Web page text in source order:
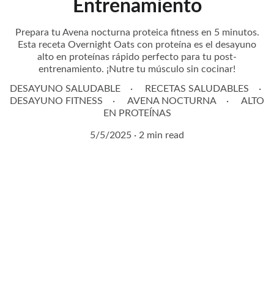
Entrenamiento
Prepara tu Avena nocturna proteica fitness en 5 minutos.
Esta receta Overnight Oats con proteína es el desayuno
alto en proteínas rápido perfecto para tu post-
entrenamiento. ¡Nutre tu músculo sin cocinar!
DESAYUNO SALUDABLE
RECETAS SALUDABLES
DESAYUNO FITNESS
AVENA NOCTURNA
ALTO
EN PROTEÍNAS
5/5/2025 2 min read